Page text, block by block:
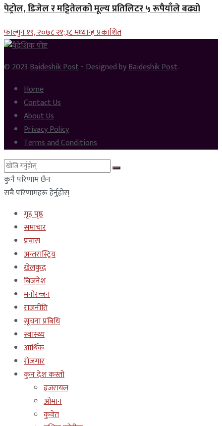
पेट्रोल, डिजेल र मट्टितेलको मूल्य प्रतिलिटर ५ रूपैयाँले बढ्यो
फाल्गुन १९, २०७८ २१;३८ मध्यान्ह प्रकाशित
© 2023Baideshik Post- Designed byBaideshik Post.
Home
Contact Us
About Us
Privacy Policy
Terms and Conditions
कुनै परिणाम छैन
सबै परिणामहरू हेर्नुहोस्
गृह पृष्ठ
समाचार
प्रबास
अन्तरास्ट्रिय
खेलकुद
बिजनेश
मनोरन्जन
राजनीति
सूचना प्रबिधि
स्वास्थ्य
आर्थिक
रोजगार
कुन देश कस्तो
इजरायल
ओमान
कुवेत